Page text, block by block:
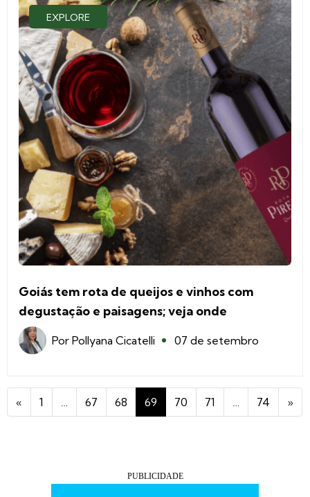
EXPLORE
Goiás tem rota de queijos e vinhos com
degustação e paisagens; veja onde
Por Pollyana Cicatelli 07 de setembro
« 1 … 67 68 69 70 71 … 74 »